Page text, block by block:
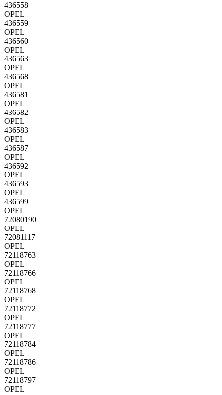
436558
OPEL
436559
OPEL
436560
OPEL
436563
OPEL
436568
OPEL
436581
OPEL
436582
OPEL
436583
OPEL
436587
OPEL
436592
OPEL
436593
OPEL
436599
OPEL
72080190
OPEL
72081117
OPEL
72118763
OPEL
72118766
OPEL
72118768
OPEL
72118772
OPEL
72118777
OPEL
72118784
OPEL
72118786
OPEL
72118797
OPEL